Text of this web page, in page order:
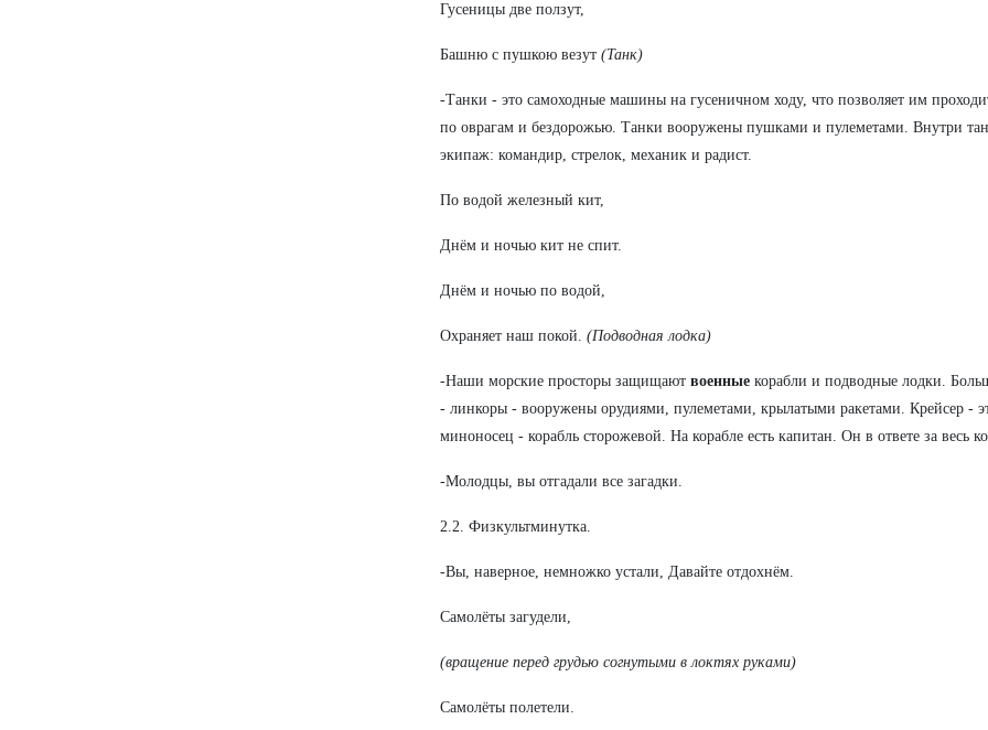
Гусеницы две ползут,
Башню с пушкою везут (Танк)
-Танки - это самоходные машины на гусеничном ходу, что позволяет им
по оврагам и бездорожью. Танки вооружены пушками и пулеметами. Внутри
экипаж: командир, стрелок, механик и радист.
По водой железный кит,
Днём и ночью кит не спит.
Днём и ночью по водой,
Охраняет наш покой. (Подводная лодка)
-Наши морские просторы защищают военные корабли и подводные лодки.
- линкоры - вооружены орудиями, пулеметами, крылатыми ракетами. Крейсер -
миноносец - корабль сторожевой. На корабле есть капитан. Он в ответе за весь
-Молодцы, вы отгадали все загадки.
2.2. Физкультминутка.
-Вы, наверное, немножко устали, Давайте отдохнём.
Самолёты загудели,
(вращение перед грудью согнутыми в локтях руками)
Самолёты полетели.